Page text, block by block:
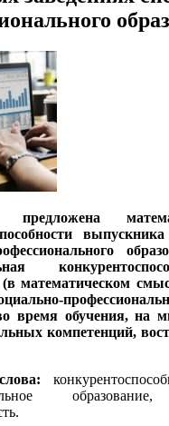
математическом
время обучения, на
компетенций,
образование,